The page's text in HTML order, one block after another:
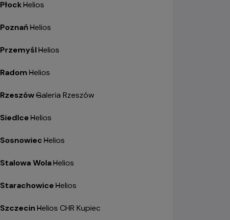
Płock-
Helios
Poznań-
Helios
Przemyśl-
Helios
Radom-
Helios
Rzeszów-
Galeria Rzeszów
Siedlce-
Helios
Sosnowiec-
Helios
Stalowa Wola-
Helios
Starachowice-
Helios
Szczecin-
Helios CHR Kupiec